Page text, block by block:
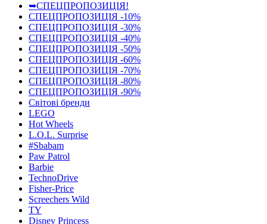
➥СПЕЦПРОПОЗИЦІЯ!
СПЕЦПРОПОЗИЦІЯ -10%
СПЕЦПРОПОЗИЦІЯ -30%
СПЕЦПРОПОЗИЦІЯ -40%
СПЕЦПРОПОЗИЦІЯ -50%
СПЕЦПРОПОЗИЦІЯ -60%
СПЕЦПРОПОЗИЦІЯ -70%
СПЕЦПРОПОЗИЦІЯ -80%
СПЕЦПРОПОЗИЦІЯ -90%
Світові бренди
LEGO
Hot Wheels
L.O.L. Surprise
#Sbabam
Paw Patrol
Barbie
TechnoDrive
Fisher-Price
Screechers Wild
TY
Disney Princess